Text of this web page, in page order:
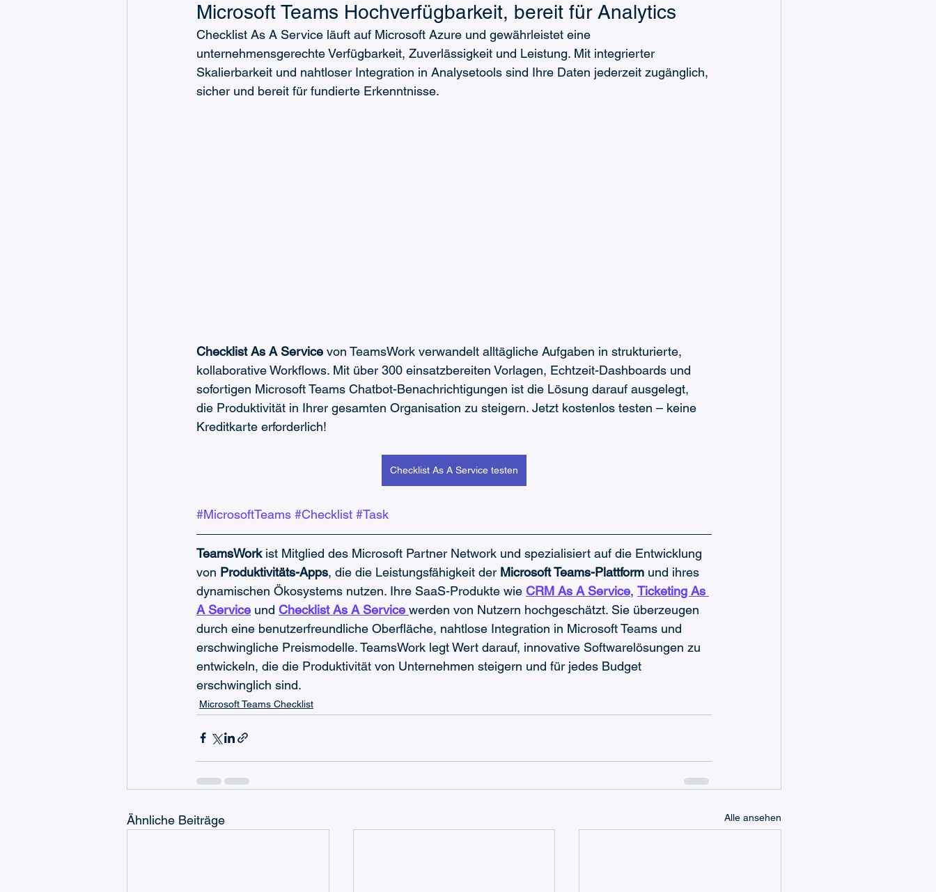
Microsoft Teams Hochverfügbarkeit, bereit für Analytics
Checklist As A Service läuft auf Microsoft Azure und gewährleistet eine
unternehmensgerechte Verfügbarkeit, Zuverlässigkeit und Leistung. Mit integrierter
Skalierbarkeit und nahtloser Integration in Analysetools sind Ihre Daten jederzeit zugänglich,
sicher und bereit für fundierte Erkenntnisse.
Checklist As A Service von TeamsWork verwandelt alltägliche Aufgaben in strukturierte,
kollaborative Workflows. Mit über 300 einsatzbereiten Vorlagen, Echtzeit-Dashboards und
sofortigen Microsoft Teams Chatbot-Benachrichtigungen ist die Lösung darauf ausgelegt,
die Produktivität in Ihrer gesamten Organisation zu steigern. Jetzt kostenlos testen – keine
Kreditkarte erforderlich!
Checklist As A Service testen
#MicrosoftTeams #Checklist #Task
TeamsWork ist Mitglied des Microsoft Partner Network und spezialisiert auf die Entwicklung
von Produktivitäts-Apps, die die Leistungsfähigkeit der Microsoft Teams-Plattform und ihres
dynamischen Ökosystems nutzen. Ihre SaaS-Produkte wie CRM As A Service, Ticketing As
A Service und Checklist As A Service werden von Nutzern hochgeschätzt. Sie überzeugen
durch eine benutzerfreundliche Oberfläche, nahtlose Integration in Microsoft Teams und
erschwingliche Preismodelle. TeamsWork legt Wert darauf, innovative Softwarelösungen zu
entwickeln, die die Produktivität von Unternehmen steigern und für jedes Budget
erschwinglich sind.
Microsoft Teams Checklist
Ähnliche Beiträge Alle ansehen